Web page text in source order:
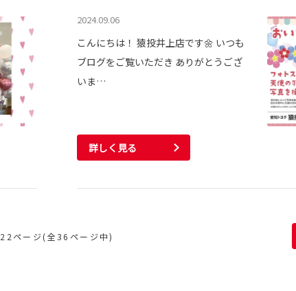
2024.09.06
こんにちは！ 猿投井上店です🌼 いつも
ブログをご覧いただき ありがとうござ
いま…
詳しく見る
22ページ(全36ページ中)